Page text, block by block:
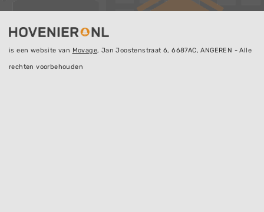
is een website van Movage, Jan Joostenstraat 6, 6687AC, ANGEREN - Alle
rechten voorbehouden